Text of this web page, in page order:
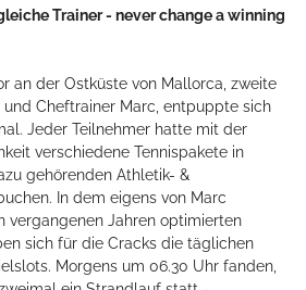
Trainer - never change a winning
an der Ostküste von Mallorca, zweite
und Cheftrainer Marc, entpuppte sich
Jeder Teilnehmer hatte mit der
verschiedene Tennispakete in
gehörenden Athletik- &
In dem eigens von Marc
vergangenen Jahren optimierten
sich für die Cracks die täglichen
Morgens um 06.30 Uhr fanden,